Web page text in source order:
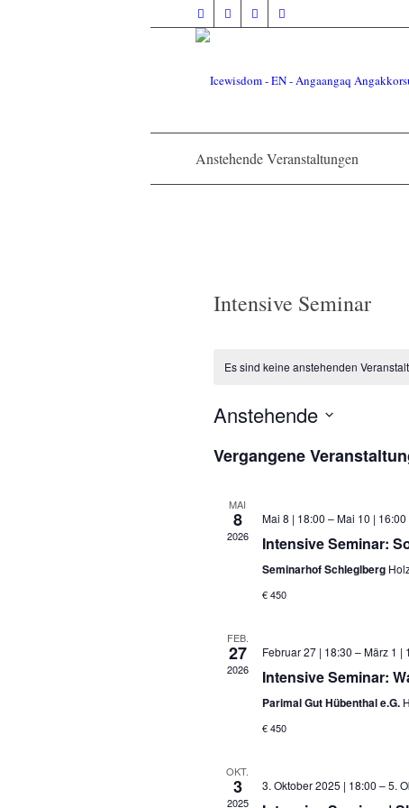
Anstehende Veranstaltungen
Intensive Seminar
Es sind keine anstehenden
Anstehende
wählen.
Vergangene
MAI
8
2026
Mai 8 | 18:00 –Mai 10 | 16:00
Intensive Seminar:
Seminarhof Schleglberg
€ 450
FEB.
27
2026
Februar 27 | 18:30 –März 1 |
Intensive Seminar:
Parimal Gut Hübenthal e.G.
€ 450
OKT.
3
2025
3. Oktober 2025 | 18:00 –5.